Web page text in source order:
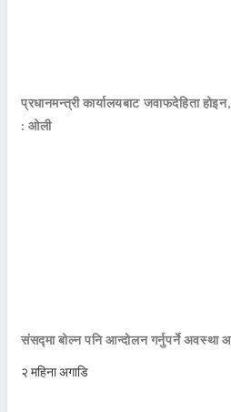
प्रधानमन्त्री कार्यालयबाट जवाफदेहिता
: ओली
संसद्मा बोल्न पनि आन्दोलन गर्नुपर्ने अवस्था
२ महिना अगाडि